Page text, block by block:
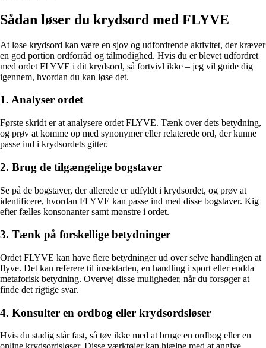
Sådan løser du krydsord med FLYVE
At løse krydsord kan være en sjov og udfordrende aktivitet, der kræver
en god portion ordforråd og tålmodighed. Hvis du er blevet udfordret
med ordet FLYVE i dit krydsord, så fortvivl ikke – jeg vil guide dig
igennem, hvordan du kan løse det.
1. Analyser ordet
Første skridt er at analysere ordet FLYVE. Tænk over dets betydning,
og prøv at komme op med synonymer eller relaterede ord, der kunne
passe ind i krydsordets gitter.
2. Brug de tilgængelige bogstaver
Se på de bogstaver, der allerede er udfyldt i krydsordet, og prøv at
identificere, hvordan FLYVE kan passe ind med disse bogstaver. Kig
efter fælles konsonanter samt mønstre i ordet.
3. Tænk på forskellige betydninger
Ordet FLYVE kan have flere betydninger ud over selve handlingen at
flyve. Det kan referere til insektarten, en handling i sport eller endda
metaforisk betydning. Overvej disse muligheder, når du forsøger at
finde det rigtige svar.
4. Konsulter en ordbog eller krydsordsløser
Hvis du stadig står fast, så tøv ikke med at bruge en ordbog eller en